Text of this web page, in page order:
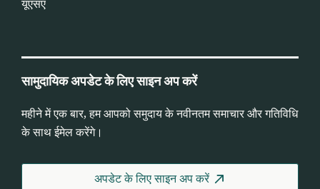
यूएसए
सामुदायिक अपडेट के लिए साइन अप करें
महीने में एक बार, हम आपको समुदाय के नवीनतम समाचार और गतिविधि
के साथ ईमेल करेंगे।
अपडेट के लिए साइन अप करें